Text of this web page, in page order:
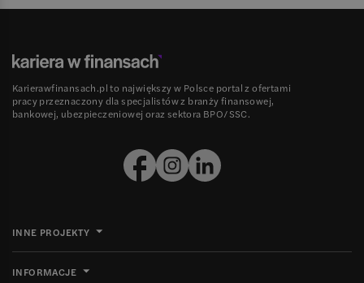
Karierawfinansach.pl to największy w Polsce portal z ofertami
pracy przeznaczony dla specjalistów z branży finansowej,
bankowej, ubezpieczeniowej oraz sektora BPO/SSC.
INNE PROJEKTY
INFORMACJE